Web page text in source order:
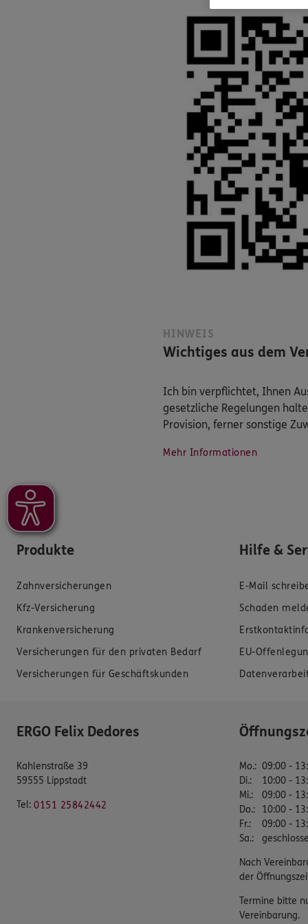
HINWEIS
Wichtiges aus dem
Ich bin verpflichtet, Ihnen
gesetzliche Regelungen
Provision, ferner sonstige
Mehr Informationen
Produkte
Zahnversicherungen
Kfz-Versicherung
Krankenversicherung
Versicherungen für den privaten Bedarf
Versicherungen für Geschäftskunden
Hilfe &
E-Mail
Schaden
EU-
ERGO Felix Dedores
Kahlenstraße 39
59555 Lippstadt
Tel: 0151 25842442
Mo.: 09:00 -
Di.:
10:00 -
Mi.:
09:00 -
Do.:
10:00 -
Fr.:
09:00 -
Sa.:
Nach
der
Termine bitte
Vereinbarung.